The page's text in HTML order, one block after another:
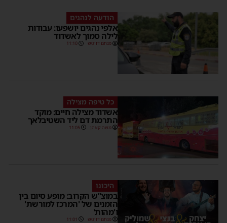
הודעה לנהגים
אלפי נהגים יושפעו: עבודות
לילה סמוך לאשדוד
מנחם דויטש 11:10
כל טיפה מצילה
אשדוד מצילה חיים: מוקד
התרמת דם ליד השטיבלאך
משה קאהן 11:05
היכונו
במוצ”ש הקרוב: מופע סיום בין
הזמנים של 'המרכז למורשת'
ו'מהות'
מנחם דויטש 11:01